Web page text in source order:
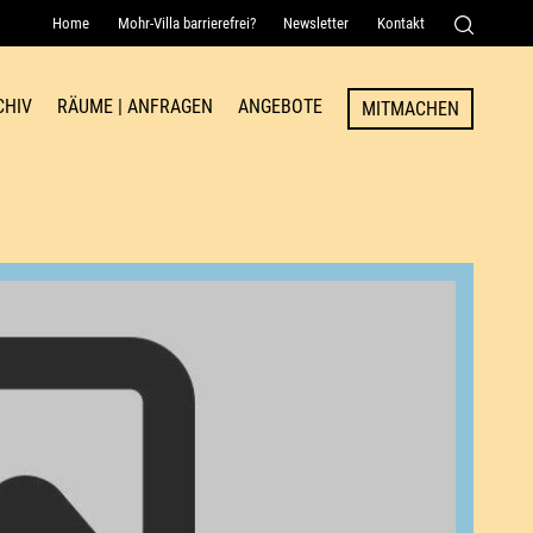
Home Mohr-Villa barrierefrei? Newsletter Kontakt
Senden
RÄUME | ANFRAGEN ANGEBOTE MITMACHEN